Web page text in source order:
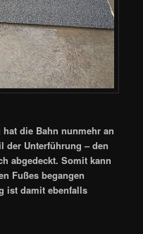
die Bahn nunmehr an
der Unterführung – den
abgedeckt. Somit kann
Fußes begangen
ist damit ebenfalls